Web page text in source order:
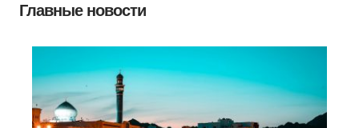
Главные новости